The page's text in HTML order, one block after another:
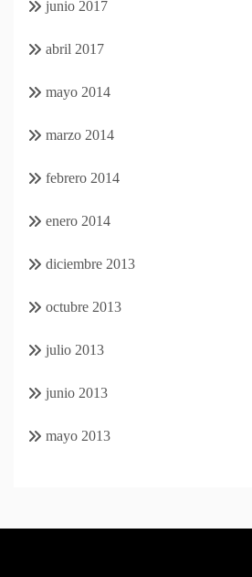
junio 2017
abril 2017
mayo 2014
marzo 2014
febrero 2014
enero 2014
diciembre 2013
octubre 2013
julio 2013
junio 2013
mayo 2013